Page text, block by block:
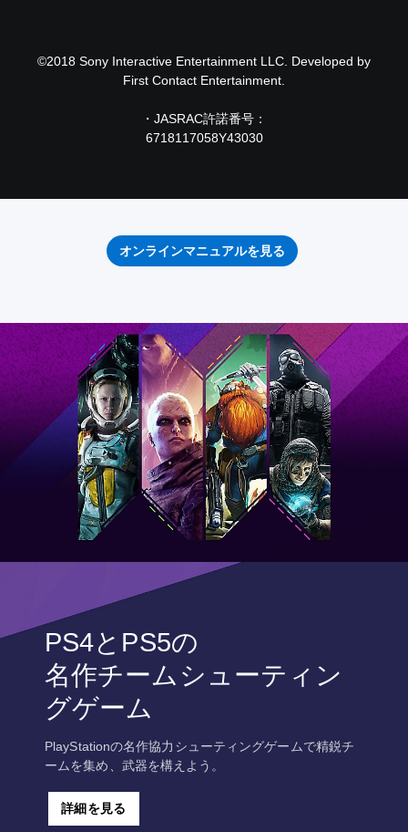
©2018 Sony Interactive Entertainment LLC. Developed by
First Contact Entertainment.
・JASRAC許諾番号：
6718117058Y43030
オンラインマニュアルを見る
PS4とPS5の
名作チームシューティン
グゲーム
PlayStationの名作協力シューティングゲームで精鋭チ
ームを集め、武器を構えよう。
詳細を見る